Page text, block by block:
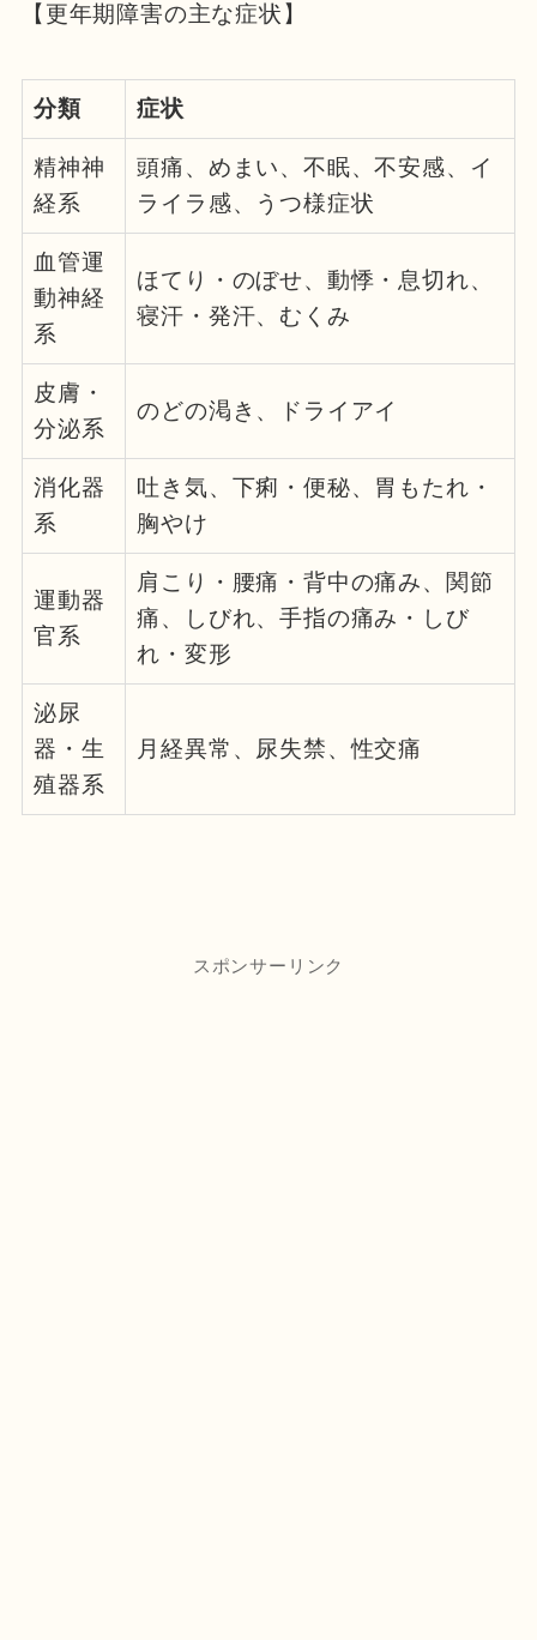
【更年期障害の主な症状】
分類 症状
精神神
経系
頭痛、めまい、不眠、不安感、イ
ライラ感、うつ様症状
血管運
動神経
系
ほてり・のぼせ、動悸・息切れ、
寝汗・発汗、むくみ
皮膚・
分泌系
のどの渇き、ドライアイ
消化器
系
吐き気、下痢・便秘、胃もたれ・
胸やけ
運動器
官系
肩こり・腰痛・背中の痛み、関節
痛、しびれ、手指の痛み・しび
れ・変形
泌尿
器・生
殖器系
月経異常、尿失禁、性交痛
スポンサーリンク